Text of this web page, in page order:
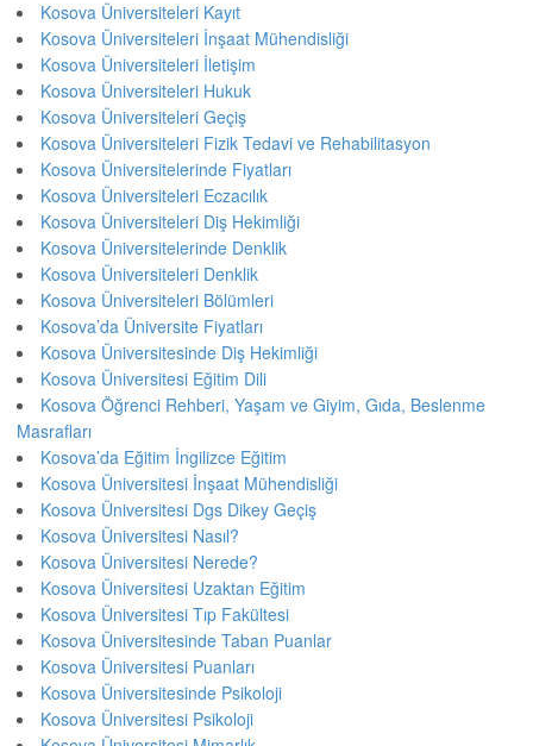
Kosova Üniversiteleri Kayıt
Kosova Üniversiteleri İnşaat Mühendisliği
Kosova Üniversiteleri İletişim
Kosova Üniversiteleri Hukuk
Kosova Üniversiteleri Geçiş
Kosova Üniversiteleri Fizik Tedavi ve Rehabilitasyon
Kosova Üniversitelerinde Fiyatları
Kosova Üniversiteleri Eczacılık
Kosova Üniversiteleri Diş Hekimliği
Kosova Üniversitelerinde Denklik
Kosova Üniversiteleri Denklik
Kosova Üniversiteleri Bölümleri
Kosova’da Üniversite Fiyatları
Kosova Üniversitesinde Diş Hekimliği
Kosova Üniversitesi Eğitim Dili
Kosova Öğrenci Rehberi, Yaşam ve Giyim, Gıda, Beslenme
Masrafları
Kosova’da Eğitim İngilizce Eğitim
Kosova Üniversitesi İnşaat Mühendisliği
Kosova Üniversitesi Dgs Dikey Geçiş
Kosova Üniversitesi Nasıl?
Kosova Üniversitesi Nerede?
Kosova Üniversitesi Uzaktan Eğitim
Kosova Üniversitesi Tıp Fakültesi
Kosova Üniversitesinde Taban Puanlar
Kosova Üniversitesi Puanları
Kosova Üniversitesinde Psikoloji
Kosova Üniversitesi Psikoloji